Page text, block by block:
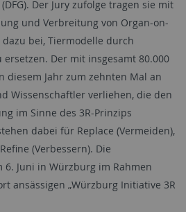
Der Jury zufolge tragen sie mit
und Verbreitung von Organ-on-
bei, Tiermodelle durch
Der mit insgesamt 80.000
diesem Jahr zum zehnten Mal an
Wissenschaftler verliehen, die den
im Sinne des 3R-Prinzips
dabei für Replace (Vermeiden),
Refine (Verbessern). Die
Juni in Würzburg im Rahmen
ansässigen „Würzburg Initiative 3R